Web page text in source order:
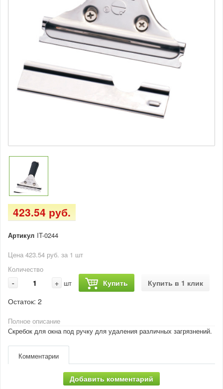
423.54 руб.
Артикул IT-0244
Цена 423.54 руб. за 1 шт
Количество
- + шт Купить
Купить в 1 клик
Остаток: 2
Полное описание
Скребок для окна под ручку для удаления различных загрязнений.
Комментарии
Добавить комментарий